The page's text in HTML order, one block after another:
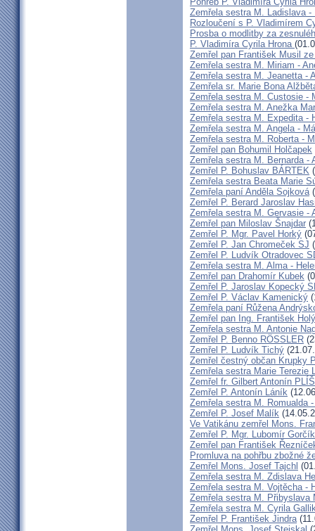
Zemřela sestra M. Ladislava -
Rozloučení s P. Vladimírem
Prosba o modlitby za
P. Vladimíra Cyrila Hrona
Zemřel pan František Musil
Zemřela sestra M. Miriam -
Zemřela sestra M. Jeanetta -
Zemřela sr. Marie Bona
Zemřela sestra M. Custosie -
Zemřela sestra M. Anežka
Zemřela sestra M. Expedita -
Zemřela sestra M. Angela -
Zemřela sestra M. Roberta -
Zemřel pan Bohumil Holčapek
Zemřela sestra M. Bernarda -
Zemřel P. Bohuslav BÁRTEK
Zemřela sestra Beata Marie
Zemřela paní Anděla Sojková
Zemřel P. Berard Jaroslav
Zemřela sestra M. Gervasie -
Zemřel pan Miloslav Šnajdar
Zemřel P. Mgr. Pavel Horký
Zemřel P. Jan Chromeček SJ
Zemřel P. Ludvík Otradovec
Zemřela sestra M. Alma -
Zemřel pan Drahomír Kubek
Zemřel P. Jaroslav Kopecký
Zemřel P. Václav Kamenický
Zemřela paní Růžena
Zemřel pan Ing. František
Zemřela sestra M. Antonie
Zemřel P. Benno RÖSSLER
Zemřel P. Ludvík Tichý
Zemřel čestný občan Krupky
Zemřela sestra Marie Terezie
Zemřel fr. Gilbert Antonín
Zemřel P. Antonín Láník
Zemřela sestra M. Romualda
Zemřel P. Josef Malík
Ve Vatikánu zemřel Mons.
Zemřel P. Mgr. Lubomír Gorčík
Zemřel pan František
Promluva na pohřbu zbožné
Zemřel Mons. Josef Tajchl
Zemřela sestra M. Zdislava
Zemřela sestra M. Vojtěcha -
Zemřela sestra M. Přibyslava
Zemřela sestra M. Cyrila
Zemřel P. František Jindra